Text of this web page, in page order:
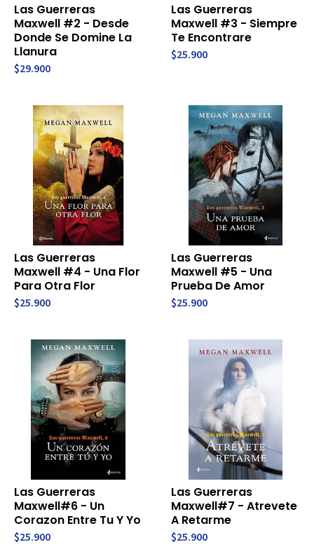
Las Guerreras
Maxwell #2 - Desde
Donde Se Domine La
Llanura
$29.900
Las Guerreras
Maxwell #3 - Siempre
Te Encontrare
$25.900
Las Guerreras
Maxwell #4 - Una Flor
Para Otra Flor
$25.900
Las Guerreras
Maxwell #5 - Una
Prueba De Amor
$25.900
Las Guerreras
Maxwell#6 - Un
Corazon Entre Tu Y Yo
$25.900
Las Guerreras
Maxwell#7 - Atrevete
A Retarme
$25.900